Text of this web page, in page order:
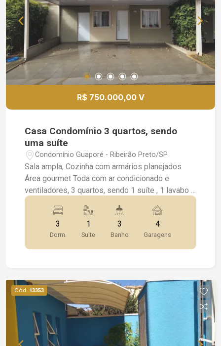
Ampla sala para receber amigos e família Piscina
aquecida com chuveirão 2 banheiros externos
exclusivos para a área da piscina Paisagismo
completo que valoriza ainda mais o imóvel Essa
casa une praticidade, beleza e funcionalidade em
um dos bairros mais valorizados de Ribeirão
Preto. Entre em contato e agende uma visita!
R$ 750.000,00 V
Casa Condomínio 3 quartos, sendo
uma suíte
Condomínio Guaporé - Ribeirão Preto/SP
Sala ampla, Cozinha com armários planejados
Área gourmet Toda com ar condicionado e
ventiladores, 3 quartos, sendo 1 suíte , 1 lavabo 1
banheiro na área gourmet , Churrasqueira e
chopeira, Uma oportunidade única para quem
busca conforto, lazer e praticidade em um só
3
Dorm.
1
Suite
3
Banho
4
Garagens
Cód. 13353